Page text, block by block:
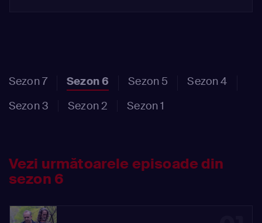
Sezon 7 Sezon 6 Sezon 5
Sezon 4
Sezon 3
Sezon 2 Sezon 1
Vezi următoarele episoade din
sezon 6